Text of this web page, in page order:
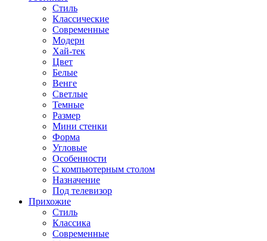
Стиль
Классические
Современные
Модерн
Хай-тек
Цвет
Белые
Венге
Светлые
Темные
Размер
Мини стенки
Форма
Угловые
Особенности
С компьютерным столом
Назначение
Под телевизор
Прихожие
Стиль
Классика
Современные